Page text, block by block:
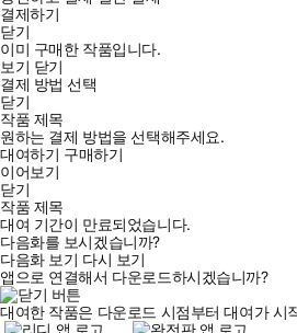
결제하기
닫기
이미 구매한 작품입니다.
보기 닫기
결제 방법 선택
닫기
작품 제목
원하는 결제 방법을 선택해주세요.
대여하기 구매하기
이어보기
닫기
작품 제목
대여 기간이 만료되었습니다.
다음화를 보시겠습니까?
다음화 보기 다시 보기
앱으로 연결해서 다운로드하시겠습니까?
대여한 작품은 다운로드 시점부터 대여가 시